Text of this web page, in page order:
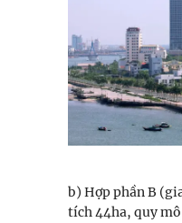
b) Hợp phần B
tích 44ha, quy